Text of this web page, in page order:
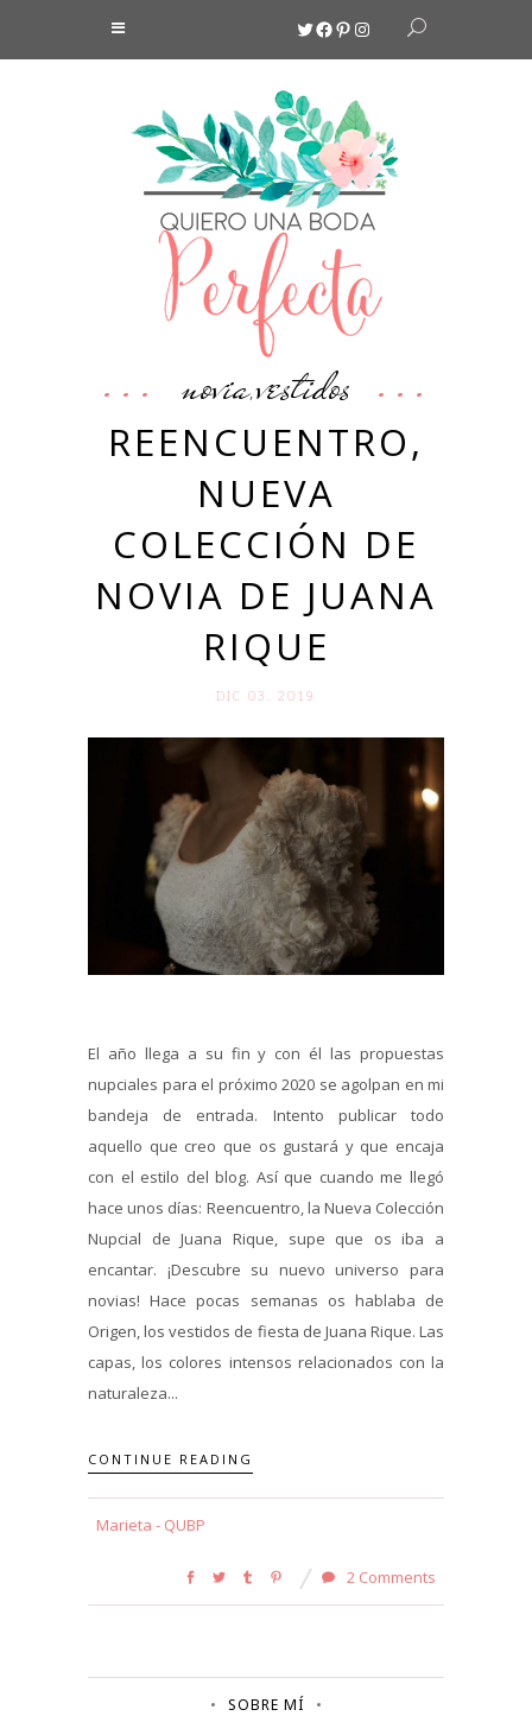
Twitter
Facebook
Pinterest
Instagram
novia,vestidos
REENCUENTRO,
NUEVA
COLECCIÓN DE
NOVIA DE JUANA
RIQUE
DIC 03. 2019
El año llega a su fin y con él las propuestas
nupciales para el próximo 2020 se agolpan en mi
bandeja de entrada. Intento publicar todo
aquello que creo que os gustará y que encaja
con el estilo del blog. Así que cuando me llegó
hace unos días: Reencuentro, la Nueva Colección
Nupcial de Juana Rique, supe que os iba a
encantar. ¡Descubre su nuevo universo para
novias! Hace pocas semanas os hablaba de
Origen, los vestidos de fiesta de Juana Rique. Las
capas, los colores intensos relacionados con la
naturaleza...
CONTINUE READING
Marieta - QUBP
2 Comments
SOBRE MÍ